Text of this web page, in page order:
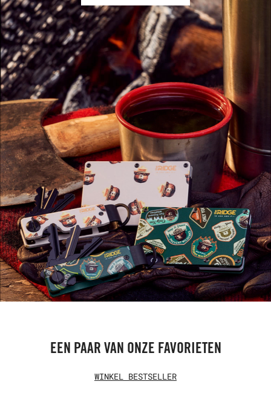
EEN PAAR VAN ONZE FAVORIETEN
WINKEL BESTSELLER